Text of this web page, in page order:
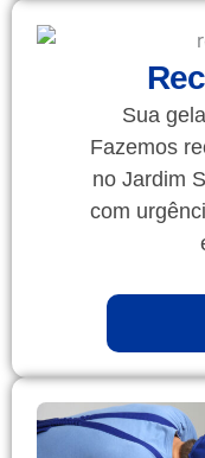
Sua
Fazemos
no Jardim
com